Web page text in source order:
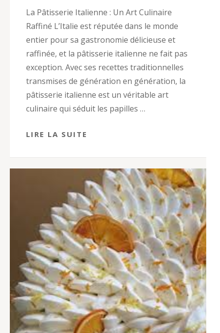
La Pâtisserie Italienne : Un Art Culinaire
Raffiné L’Italie est réputée dans le monde
entier pour sa gastronomie délicieuse et
raffinée, et la pâtisserie italienne ne fait pas
exception. Avec ses recettes traditionnelles
transmises de génération en génération, la
pâtisserie italienne est un véritable art
culinaire qui séduit les papilles …
LIRE LA SUITE